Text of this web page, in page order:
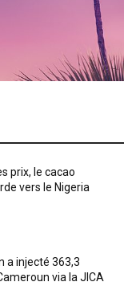
prix, le cacao
vers le Nigeria
a injecté 363,3
via la JICA